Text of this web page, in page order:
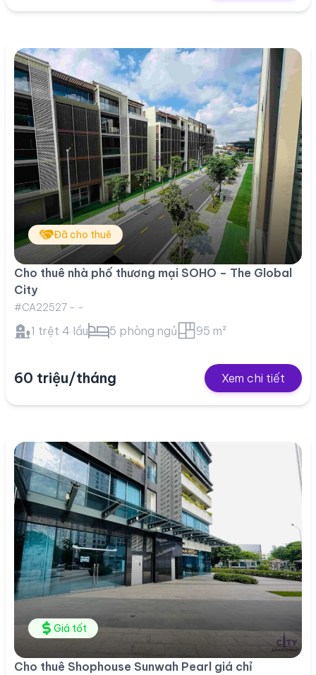
Đã cho thuê
Cho thuê nhà phố thương mại SOHO – The Global
City
#CA22527 - -
1 trệt 4 lầu 5 phòng ngủ 95 m²
60 triệu/tháng Xem chi tiết
Giá tốt
Cho thuê Shophouse Sunwah Pearl giá chỉ